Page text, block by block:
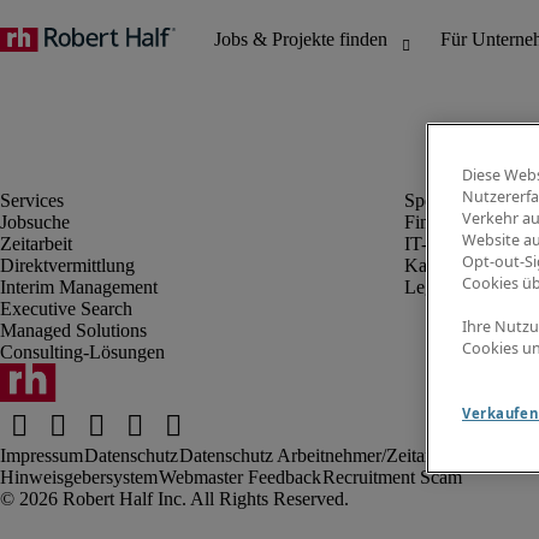
Jobsuche
Zeitarbeit
Direktvermittlung
Interim Management
Executive Search
Managed Solutions
Consulting-Lösungen
Finanz- &
IT-Bereich
Kaufmännischer
Legal
ImpressumDatenschutzDatenschutz Arbeitnehmer/Zeitarbeitskräfte
HinweisgebersystemWebmaster FeedbackRecruitment Scam
Diese
Verkehr
Website
Opt-out-
Cookies
Ihre
Cookies